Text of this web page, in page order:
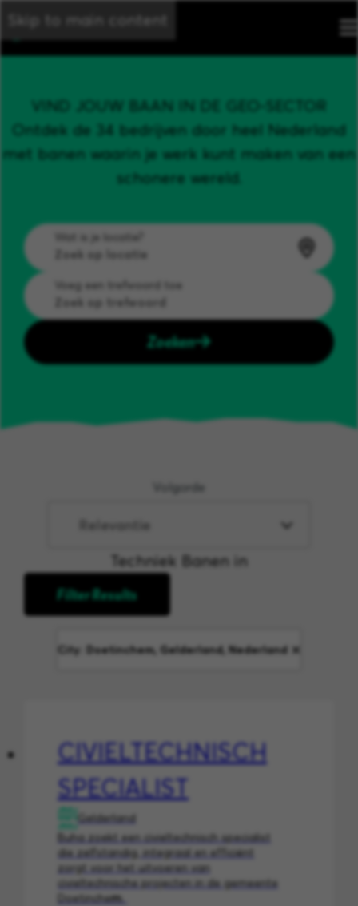
Skip to main content
VIND JOUW BAAN IN DE GEO-SECTOR
Ontdek de 34 bedrijven door heel Nederland
met banen waarin je werk kunt maken van een
schonere wereld.
Wat is je locatie?
Voeg een trefwoord toe
Zoeken
Volgorde
Techniek Banen in
Filter Results
City: Doetinchem, Gelderland, Nederland
CIVIELTECHNISCH
SPECIALIST
Gelderland
Buha zoekt een civieltechnisch specialist
die zelfstandig, integraal en efficiënt
zorgt voor het uitvoeren van
civieltechnische projecten in de gemeente
Doetinchem.